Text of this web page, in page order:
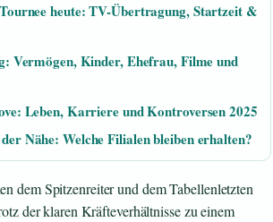
heute: TV-Übertragung, Startzeit &
Vermögen, Kinder, Ehefrau, Filme und
Leben, Karriere und Kontroversen 2025
Nähe: Welche Filialen bleiben erhalten?
dem Spitzenreiter und dem Tabellenletzten
der klaren Kräfteverhältnisse zu einem